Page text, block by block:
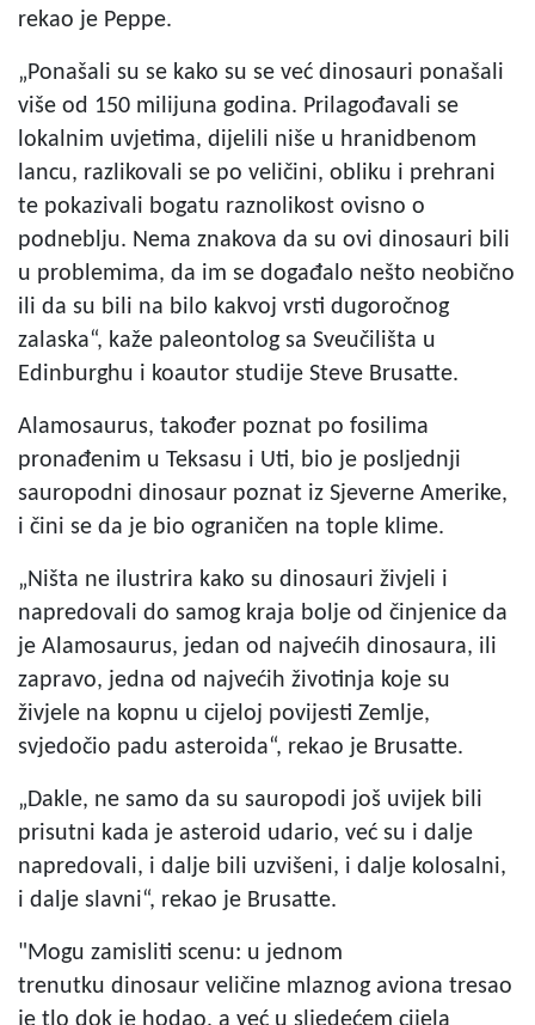
rekao je Peppe.
„Ponašali su se kako su se već dinosauri ponašali
više od 150 milijuna godina. Prilagođavali se
lokalnim uvjetima, dijelili niše u hranidbenom
lancu, razlikovali se po veličini, obliku i prehrani
te pokazivali bogatu raznolikost ovisno o
podneblju. Nema znakova da su ovi dinosauri bili
u problemima, da im se događalo nešto neobično
ili da su bili na bilo kakvoj vrsti dugoročnog
zalaska“, kaže paleontolog sa Sveučilišta u
Edinburghu i koautor studije Steve Brusatte.
Alamosaurus, također poznat po fosilima
pronađenim u Teksasu i Uti, bio je posljednji
sauropodni dinosaur poznat iz Sjeverne Amerike,
i čini se da je bio ograničen na tople klime.
„Ništa ne ilustrira kako su dinosauri živjeli i
napredovali do samog kraja bolje od činjenice da
je Alamosaurus, jedan od najvećih dinosaura, ili
zapravo, jedna od najvećih životinja koje su
živjele na kopnu u cijeloj povijesti Zemlje,
svjedočio padu asteroida“, rekao je Brusatte.
„Dakle, ne samo da su sauropodi još uvijek bili
prisutni kada je asteroid udario, već su i dalje
napredovali, i dalje bili uzvišeni, i dalje kolosalni,
i dalje slavni“, rekao je Brusatte.
"Mogu zamisliti scenu: u jednom
trenutku dinosaur veličine mlaznog aviona tresao
je tlo dok je hodao, a već u sljedećem cijela